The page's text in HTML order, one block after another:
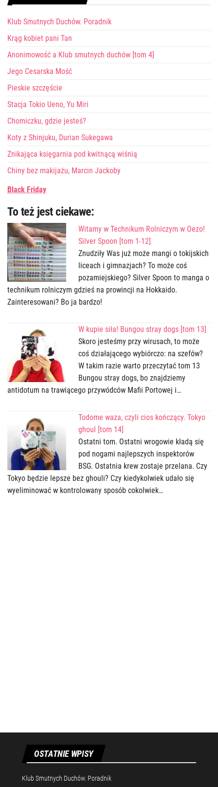
Klub Smutnych Duchów. Poradnik
Krąg kobiet pani Tan
Anonimowość a Klub smutnych duchów [tom 4]
Jego Cesarska Mość
Pieskie szczęście
Stacja Tokio Ueno, Yu Miri
Chomiczku, gdzie jesteś?
Koty z Shinjuku, Durian Sukegawa
Znikająca księgarnia pod kwitnącą wiśnią
Chiny bez makijażu, Marcin Jackoby
Black Friday
To też jest ciekawe:
Witamy w Technikum Rolniczym w Oezo!
Silver Spoon [tom 1-12]
Znudziły Was już może mangi o tokijskich
liceach i gimnazjach? To może coś
pozamiejskiego? Silver Spoon to manga o
technikum rolniczym gdzieś na prowincji na Hokkaido.
Zainteresowani? Bo ja bardzo!
W kupie siła! Bungou stray dogs [tom 13]
Skoro jesteśmy przy wirusach, to może
coś działającego wybiórczo: na szefów?
W takim razie warto przeczytać tom 13
Bungou stray dogs, bo znajdziemy
antidotum na trawiącego przywódców Mafii Portowej i…
Todome waza, czyli cios kończący. Tokyo
ghoul [tom 14]
Ostatni tom. Ostatni wrogowie kładą się
pod nogami najlepszych inspektorów
BSG. Ostatnia krew zostaje przelana. Czy
Tokyo będzie lepsze bez ghouli? Czy kiedykolwiek udało się
wyeliminować w kontrolowany sposób cokolwiek…
OSTATNIE WPISY
Klub Smutnych Duchów. Poradnik